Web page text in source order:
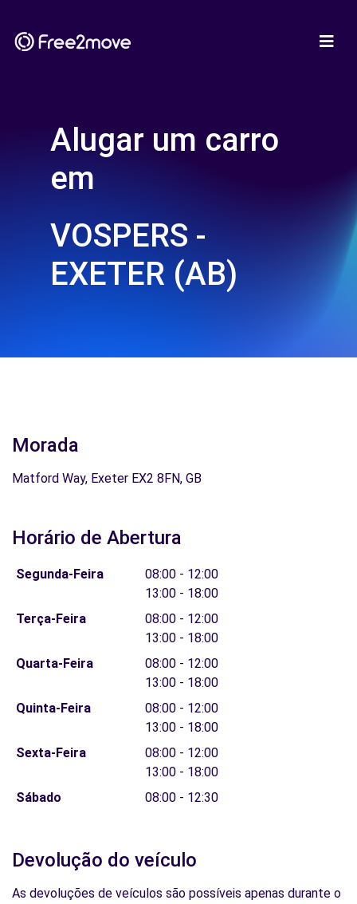
Alugar um carro
em
VOSPERS -
EXETER (AB)
Morada
Matford Way, Exeter EX2 8FN, GB
Horário de Abertura
Segunda-Feira
08:00 - 12:00
13:00 - 18:00
Terça-Feira
08:00 - 12:00
13:00 - 18:00
Quarta-Feira
08:00 - 12:00
13:00 - 18:00
Quinta-Feira
08:00 - 12:00
13:00 - 18:00
Sexta-Feira
08:00 - 12:00
13:00 - 18:00
Sábado
08:00 - 12:30
Devolução do veículo
As devoluções de veículos são possíveis apenas durante o